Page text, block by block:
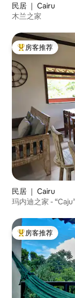
民居 ｜ Cairu
木兰之家
热门「房客推荐」
房客推荐
民居 ｜ Cairu
玛内迪之家 -
热门「房客推荐」
房客推荐